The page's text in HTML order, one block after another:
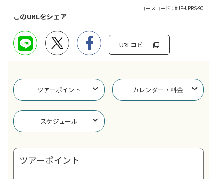
コースコード：#JP-UPRS-90
このURLをシェア
URLコピー
ツアーポイント カレンダー・料金
スケジュール
ツアーポイント